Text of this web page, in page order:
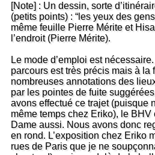
[Note] : Un dessin, sorte
(petits points) : “les yeux des
même feuille Pierre Mérite et
l’endroit (Pierre Mérite).
Le mode d’emploi est
parcours est très précis mais à la
nombreuses annotations des
par les pointes de fuite
avons effectué ce trajet (puisque
même temps chez Eriko), le BHV
Dame aussi. Nous avons donc
en rond. L’exposition chez Eriko
rues de Paris que je ne